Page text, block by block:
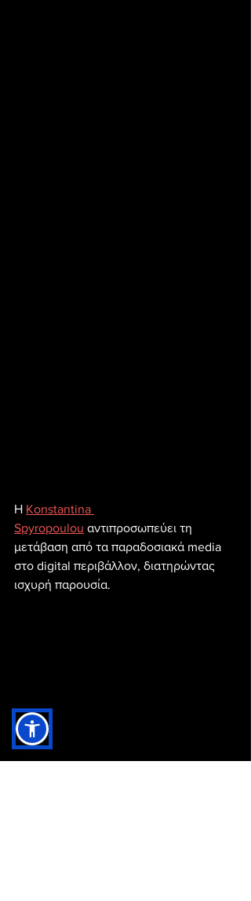
Η Konstantina
Spyropoulou αντιπροσωπεύει τη
μετάβαση από τα παραδοσιακά media
στο digital περιβάλλον, διατηρώντας
ισχυρή παρουσία.